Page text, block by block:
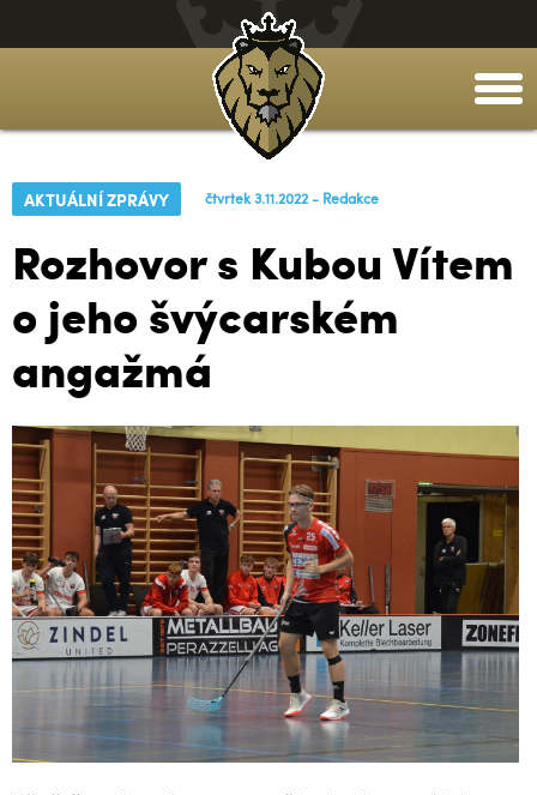
AKTUÁLNÍ ZPRÁVY čtvrtek 3.11.2022 - Redakce
Rozhovor s Kubou Vítem
o jeho švýcarském
angažmá